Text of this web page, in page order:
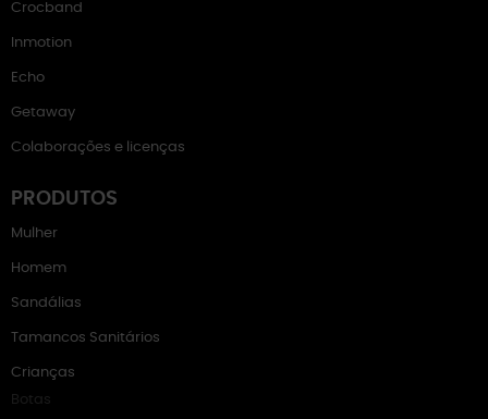
Crocband
Inmotion
Echo
Getaway
Colaborações e licenças
PRODUTOS
Mulher
Homem
Sandálias
Tamancos Sanitários
Crianças
Botas